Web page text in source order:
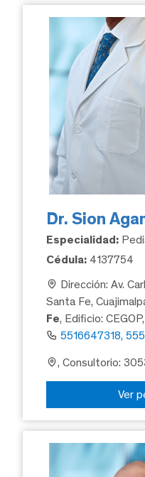
Dr. Sion
Especialidad:
Cédula: 4137754
Dirección: Av.
Santa Fe,
Fe, Edificio:
5516647318,
, Consultorio:
Ver